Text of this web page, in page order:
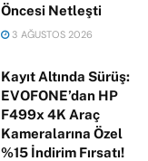
Öncesi Netleşti
3 AĞUSTOS 2026
Kayıt Altında Sürüş:
EVOFONE’dan HP
F499x 4K Araç
Kameralarına Özel
%15 İndirim Fırsatı!